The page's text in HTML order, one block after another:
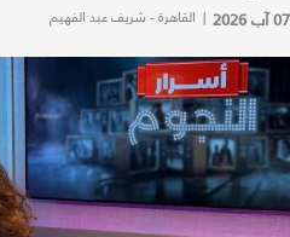
07 آب 2026 | القاهرة - شريف عبد الفهيم